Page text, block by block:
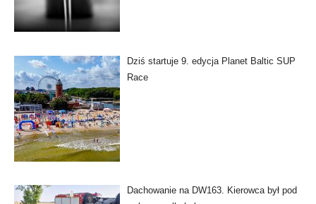
Dziś startuje 9. edycja Planet Baltic SUP
Race
Dachowanie na DW163. Kierowca był pod